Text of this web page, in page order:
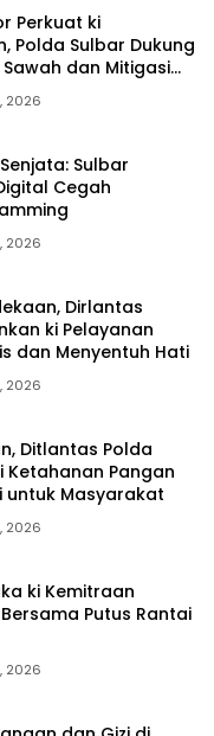
Perkuat ki
Polda Sulbar Dukung
dan Mitigasi
2026
Sulbar
Cegah
2026
Dirlantas
ki Pelayanan
dan Menyentuh Hati
2026
Ditlantas Polda
Ketahanan Pangan
untuk Masyarakat
2026
ki Kemitraan
Putus Rantai
2026